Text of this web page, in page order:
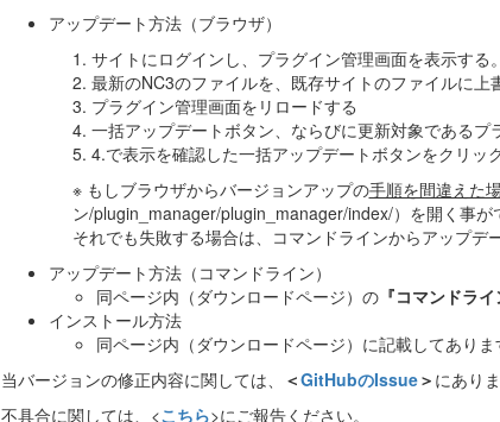
アップデート方法（ブラウザ）
1. サイトにログインし、プラグイン管理画面を表示する。
2. 最新のNC3のファイルを、既存サイトのファイルに上
3. プラグイン管理画面をリロードする
4. 一括アップデートボタン、ならびに更新対象であるプ
5. 4.で表示を確認した一括アップデートボタンをクリック
※ もしブラウザからバージョンアップの手順を間違えた
ン/plugin_manager/plugin_manager/index/）を開く事が
それでも失敗する場合は、コマンドラインからアップデ
アップデート方法（コマンドライン）
同ページ内（ダウンロードページ）の『コマンドライ
インストール方法
同ページ内（ダウンロードページ）に記載してありま
当バージョンの修正内容に関しては、
＜GitHubのIssue＞ にあり
不具合に関しては、<こちら>にご報告ください。